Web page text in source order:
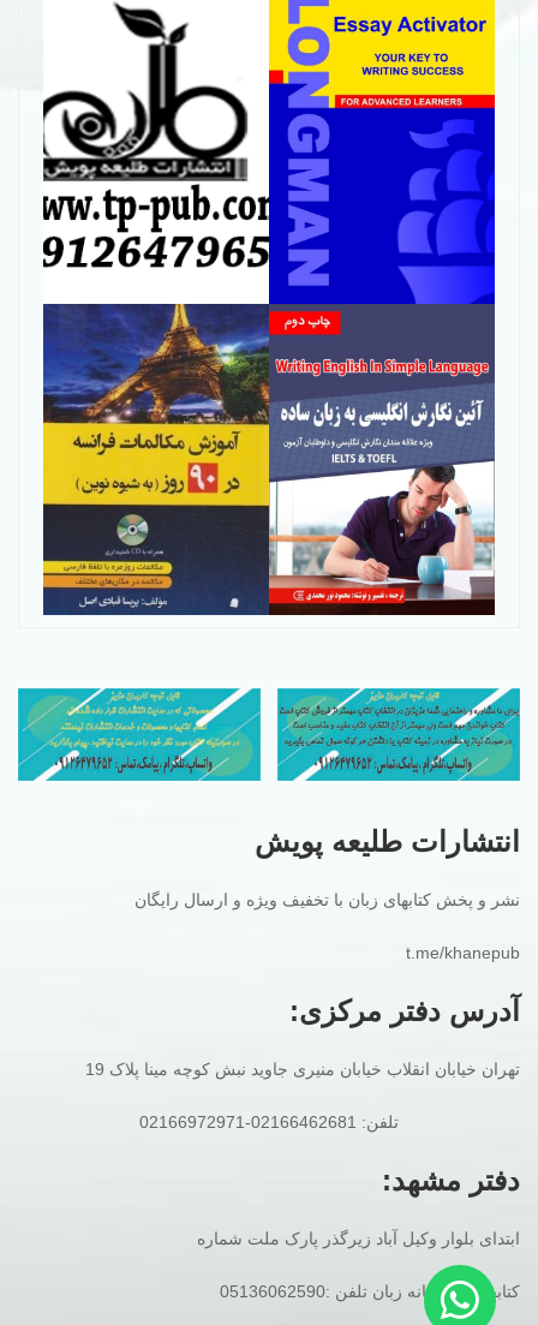
انتشارات طلیعه پویش
نشر و پخش کتابهای زبان با تخفیف ویژه و ارسال رایگان
t.me/khanepub
آدرس دفتر مرکزی:
تهران خیابان انقلاب خیابان منیری جاوید نبش کوچه مینا پلاک 19
تلفن: 02166462681-02166972971
دفتر مشهد:
ابتدای بلوار وکیل آباد زیرگذر پارک ملت شماره
کتابفروشی خانه زبان تلفن :05136062590